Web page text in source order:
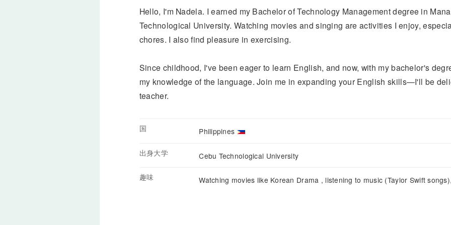
Hello, I'm Nadela. I earned my Bachelor of Technology Management degree in
Technological University. Watching movies and singing are activities I enjoy,
chores. I also find pleasure in exercising.
Since childhood, I've been eager to learn English, and now, with my bachelor's
my knowledge of the language. Join me in expanding your English skills—I'll be
teacher.
国 Philippines
出身大学 Cebu Technological University
趣味 Watching movies like Korean Drama , listening to music (Taylor Swift